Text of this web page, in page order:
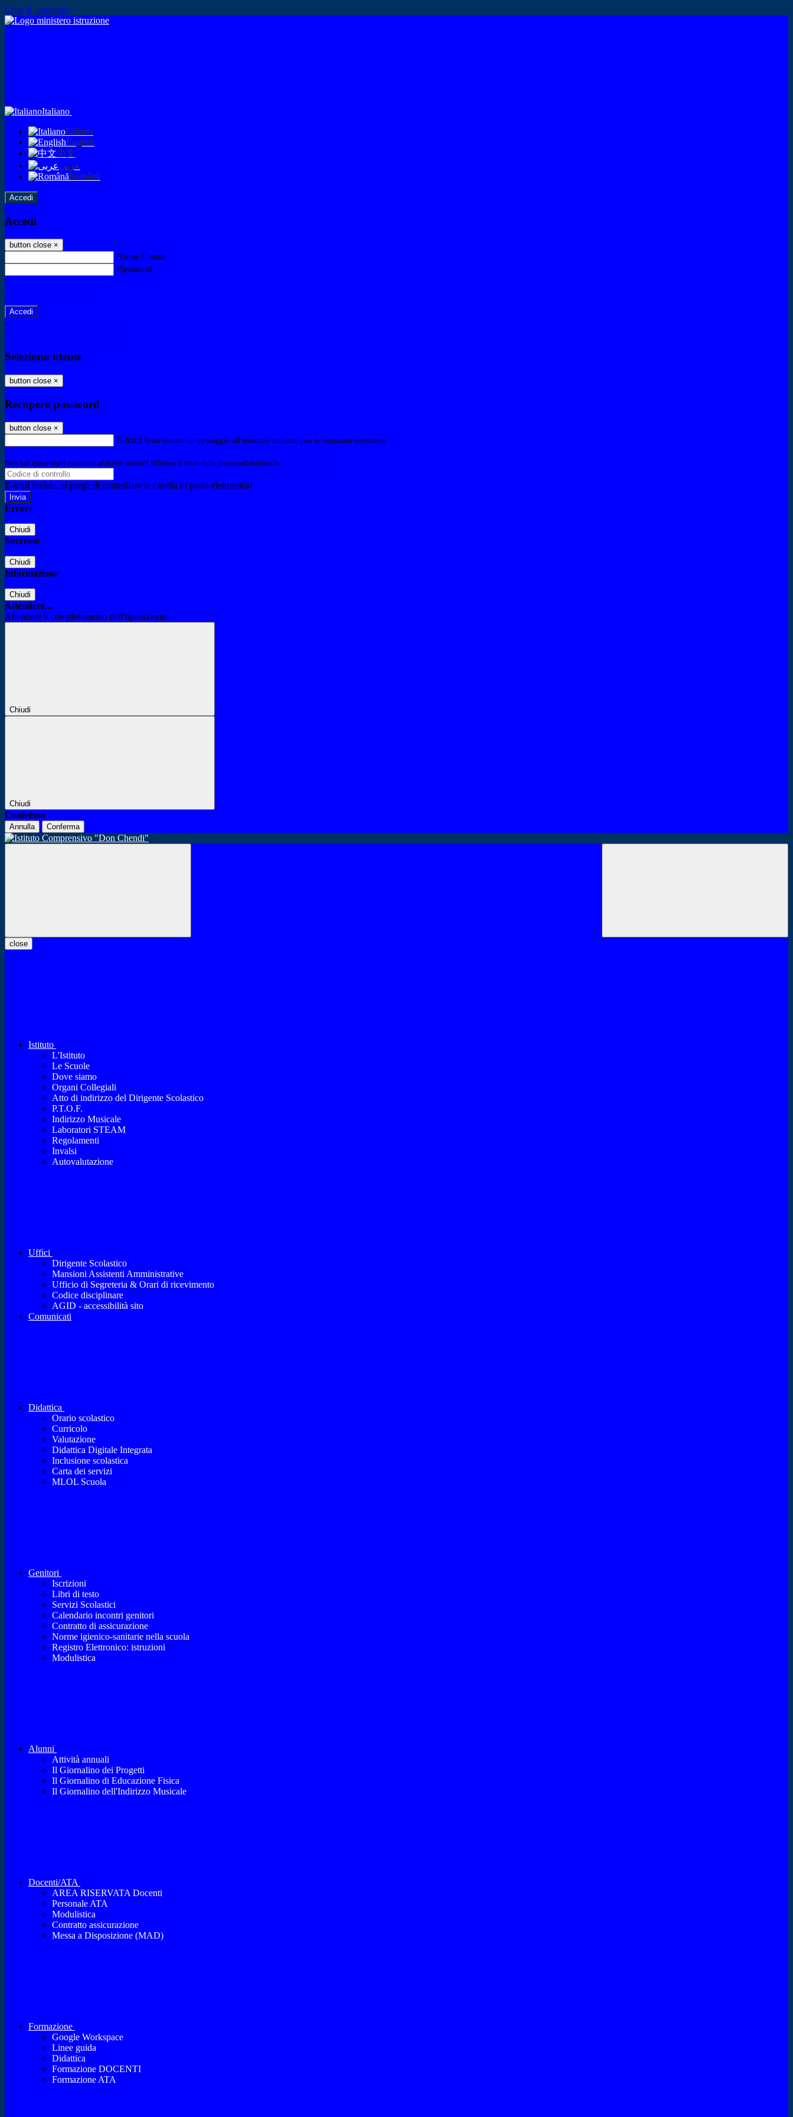
Salta al contenuto
Italiano
Italiano
English
中文
عربى
Română
Accedi
Accedi
button close ×
Nome Utente
Password
-
Seleziona utente
button close ×
Recupero password
button close ×
E-mail Verrà inviato un messaggio all'indirizzo indicato con le istruzioni necessarie.
Non hai una e-mail associata al nome utente? Effettua il reset della password tramite la
E-mail inviata, si prega di controllare la casella di posta elettronica!
Errore
Chiudi
Successo
Chiudi
Informazione
Chiudi
Attendere...
Attendere il completamento dell'operazione...
Chiudi
Chiudi
Conferma
Annulla Conferma
close
Istituto
L'Istituto
Le Scuole
Dove siamo
Organi Collegiali
Atto di indirizzo del Dirigente Scolastico
P.T.O.F.
Indirizzo Musicale
Laboratori STEAM
Regolamenti
Invalsi
Autovalutazione
Uffici
Dirigente Scolastico
Mansioni Assistenti Amministrative
Ufficio di Segreteria & Orari di ricevimento
Codice disciplinare
AGID - accessibilità sito
Comunicati
Didattica
Orario scolastico
Curricolo
Valutazione
Didattica Digitale Integrata
Inclusione scolastica
Carta dei servizi
MLOL Scuola
Genitori
Iscrizioni
Libri di testo
Servizi Scolastici
Calendario incontri genitori
Contratto di assicurazione
Norme igienico-sanitarie nella scuola
Registro Elettronico: istruzioni
Modulistica
Alunni
Attività annuali
Il Giornalino dei Progetti
Il Giornalino di Educazione Fisica
Il Giornalino dell'Indirizzo Musicale
Docenti/ATA
AREA RISERVATA Docenti
Personale ATA
Modulistica
Contratto assicurazione
Messa a Disposizione (MAD)
Formazione
Google Workspace
Linee guida
Didattica
Formazione DOCENTI
Formazione ATA